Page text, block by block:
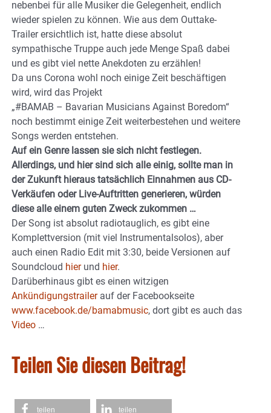
nebenbei für alle Musiker die Gelegenheit, endlich
wieder spielen zu können. Wie aus dem Outtake-
Trailer ersichtlich ist, hatte diese absolut
sympathische Truppe auch jede Menge Spaß dabei
und es gibt viel nette Anekdoten zu erzählen!
Da uns Corona wohl noch einige Zeit beschäftigen
wird, wird das Projekt
„#BAMAB – Bavarian Musicians Against Boredom“
noch bestimmt einige Zeit weiterbestehen und weitere
Songs werden entstehen.
Auf ein Genre lassen sie sich nicht festlegen.
Allerdings, und hier sind sich alle einig, sollte man in
der Zukunft hieraus tatsächlich Einnahmen aus CD-
Verkäufen oder Live-Auftritten generieren, würden
diese alle einem guten Zweck zukommen …
Der Song ist absolut radiotauglich, es gibt eine
Komplettversion (mit viel Instrumentalsolos), aber
auch einen Radio Edit mit 3:30, beide Versionen auf
Soundcloud hierund hier.
Darüberhinaus gibt es einen witzigen
Ankündigungstrailerauf der Facebookseite
www.facebook.de/bamabmusic, dort gibt es auch das
Video …
Teilen Sie diesen Beitrag!
teilen teilen